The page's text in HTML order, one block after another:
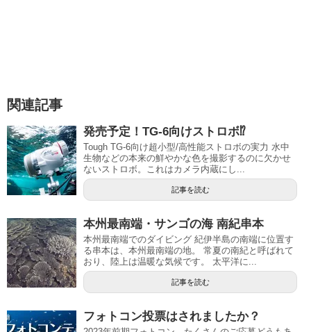
関連記事
発売予定！TG-6向けストロボ⁉
Tough TG-6向け超小型/高性能ストロボの実力 水中
生物などの本来の鮮やかな色を撮影するのに欠かせ
ないストロボ。これはカメラ内蔵にし...
記事を読む
本州最南端・サンゴの海 南紀串本
本州最南端でのダイビング 紀伊半島の南端に位置す
る串本は、本州最南端の地。 常夏の南紀と呼ばれて
おり、陸上は温暖な気候です。 太平洋に...
記事を読む
フォトコン投票はされましたか？